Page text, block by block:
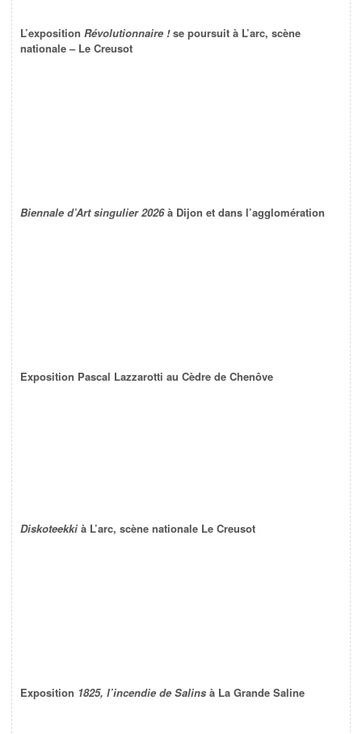
L’exposition Révolutionnaire !se poursuit à L’arc, scène
nationale – Le Creusot
Biennale d’Art singulier 2026à Dijon et dans l’agglomération
Exposition Pascal Lazzarotti au Cèdre de Chenôve
Diskoteekki à L’arc, scène nationale Le Creusot
Exposition 1825, l’incendie de Salins à La Grande Saline